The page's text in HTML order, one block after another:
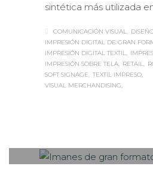
sintética más utilizada
COMUNICACIÓN VISUAL
IMPRESIÓN DIGITAL DE GRAN
IMPRESIÓN DIGITAL TEXTIL
IMPRESIÓN SOBRE TELA
RETAIL
SOFT SIGNAGE
TEXTIL IMPRESO
VISUAL MERCHANDISING